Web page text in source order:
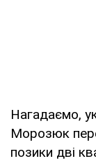
Нагадаємо,
Морозюк
позики дві